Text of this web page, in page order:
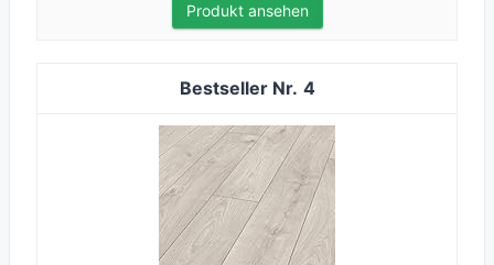
Produkt ansehen
4